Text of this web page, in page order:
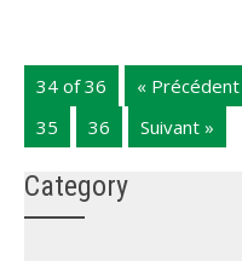
34 of 36 « Précédent
35
36 Suivant »
Category